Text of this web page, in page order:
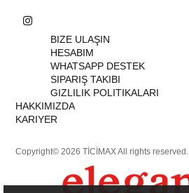
BIZE ULAŞIN
HESABIM
WHATSAPP DESTEK
SIPARIŞ TAKIBI
GIZLILIK POLITIKALARI
HAKKIMIZDA
KARIYER
Copyright© 2026 TİCİMAX All rights reserved.